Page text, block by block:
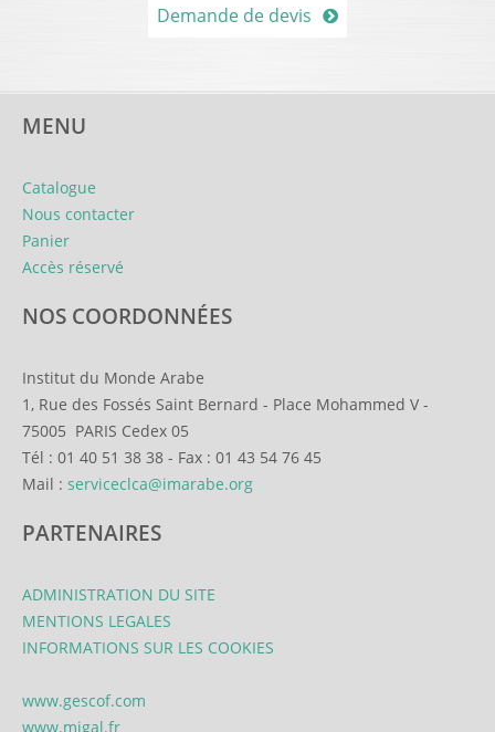
Demande de devis
MENU
Catalogue
Nous contacter
Panier
Accès réservé
NOS COORDONNÉES
Institut du Monde Arabe
1, Rue des Fossés Saint Bernard - Place Mohammed V -
75005 PARIS Cedex 05
Tél : 01 40 51 38 38 - Fax : 01 43 54 76 45
Mail : serviceclca@imarabe.org
PARTENAIRES
ADMINISTRATION DU SITE
MENTIONS LEGALES
INFORMATIONS SUR LES COOKIES
www.gescof.com
www.migal.fr